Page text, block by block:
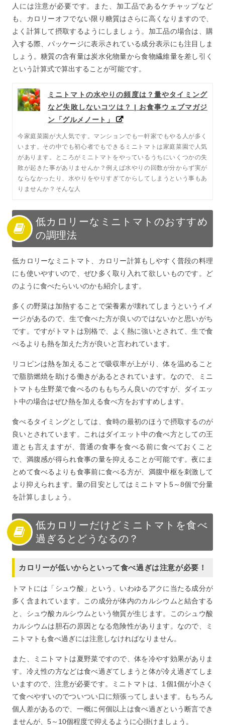
人には注意が必要です。また、加工品であるケチャップなど
も、カロリーオフでない限り糖質はさらに高くなりますので、
よく計算して摂取するようにしましょう。加工品の場合は、購
入する際、パッケージに表示されている成分表示にも注目しま
しょう。糖質の含有量は炭水化物量から食物繊維量を差し引く
という計算式で算出することが可能です。
ミニトマトの水やりの頻度は？量やタイミング
など失敗しないコツは？ | お食事ウェブマガジ
ン「グルメノート」
今家庭菜園が大人気です。マンションでも一軒家でもやる人が多く
います。その中でも初心者でもできるミニトマトは家庭菜園で人気
があります。ところがミニトマトをやっているうちにいくつかの失
敗が起きた事がありませんか？例えば水やりの回数が分からず実が
ならなかったり、水やりをやりすぎてからしてしまうという事もあ
りませんか？そんな人
低カロリーなミニトマトのおすすめ
の調理法
低カロリーなミニトマト、カロリー計算もしやすく普段の料理
にも使いやすいので、ぜひ多く取り入れて欲しいものです。ど
のように食べたらいいのかも紹介します。
多くの野菜は加熱することで栄養素が壊れてしまうというイメ
ージがあるので、生で食べた方が良いのではないかと思いがち
です。ですがトマトは別格で、よく熱に強いとされて、生で食
べるよりも熱を加えた方が良いと言われています。
リコピンは熱を加えることで吸収率が上がり、体を温めること
で脂肪燃焼を助ける働きがあるとされています。なので、ミニ
トマトも生野菜で食べるのももちろん良いのですが、ダイエッ
ト中の場合はぜひ熱を加える食べ方をおすすめします。
食べるタイミングとしては、食時の最初のほうで摂取するのが
良いとされています。これはダイエット中の食べ方としての王
道とも言えますが、普通の食事を食べる前に食べておくこと
で、満腹感が得られ食事の量を抑えることが可能です。夜にま
とめて食べるよりも食事前に食べる方が、満腹中枢を刺激して
より抑えられます。量の目安としてはミニトマト5～8個で分量
を計算しましょう。
低カロリーだけどミニトマトを食べ
過ぎるとどうなるの？
カロリーが低いからといって食べ過ぎは注意が必要！
トマトには「シュウ酸」という、いわゆるアクに当たる成分が
多く含まれています。この成分が体内のカルシウムと結合する
と、シュウ酸カルシウムという物質が生じます。このシュウ酸
カルシウムは胆石の原因となる危険性があります。なので、ミ
ニトマトも食べ過ぎには注意しなければなりません。
また、ミニトマトは夏野菜ですので、体を冷やす効果がありま
す。冷え性の方などは食べ過ぎてしまうと体が冷え過ぎてしま
いますので、注意が必要です。ミニトマトは、1個1個が小さく
て食べやすいのでついつい口に頬張ってしまいます。もちろん
個人差があるので、一概に何個以上は食べ過ぎという断言でき
ませんが、5～10個程度で抑えるように心掛けましょう。